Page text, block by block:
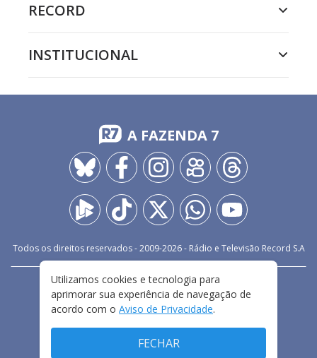
RECORD
INSTITUCIONAL
A FAZENDA 7
Todos os direitos reservados - 2009-2026- Rádio e Televisão Record S.A
FALE CONOSCO
PRIVACIDADE
TERMOS E CONDIÇÕES DE USO
Utilizamos cookies e tecnologia para
aprimorar sua experiência de navegação de
acordo com o Aviso de Privacidade.
FECHAR